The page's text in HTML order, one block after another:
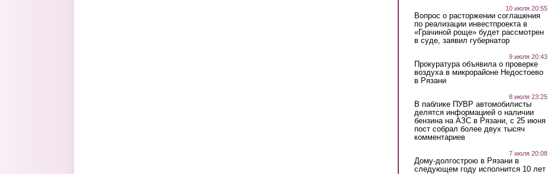
10 июля 20:55
Вопрос о расторжении соглашения
по реализации инвестпроекта в
«Грачиной роще» будет рассмотрен
в суде, заявил губернатор
9 июля 20:43
Прокуратура объявила о проверке
воздуха в микрорайоне Недостоево
в Рязани
8 июля 23:25
В паблике ПУВР автомобилисты
делятся информацией о наличии
бензина на АЗС в Рязани, с 25 июня
пост собрал более двух тысяч
комментариев
7 июля 20:08
Дому-долгострою в Рязани в
следующем году исполнится 10 лет